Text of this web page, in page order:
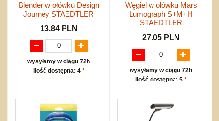
Blender w ołówku Design
Journey STAEDTLER
13.84 PLN
wysyłamy w ciągu 72h
ilość dostępna: 4 *
Węgiel w ołówku Mars
Lumograph S+M+H
STAEDTLER
27.05 PLN
wysyłamy w ciągu 72h
ilość dostępna: 5 *